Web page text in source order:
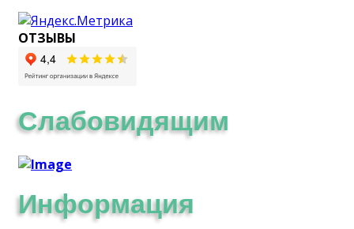
ОТЗЫВЫ
Слабовидящим
Информация